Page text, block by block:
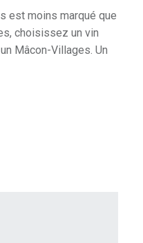
est moins marqué que
choisissez un vin
Mâcon-Villages. Un